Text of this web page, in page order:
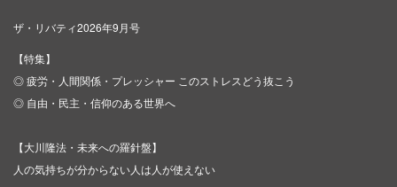
ザ・リバティ2026年9月号
【特集】
◎ 疲労・人間関係・プレッシャー このストレスどう抜こう
◎ 自由・民主・信仰のある世界へ
【大川隆法・未来への羅針盤】
人の気持ちが分からない人は人が使えない